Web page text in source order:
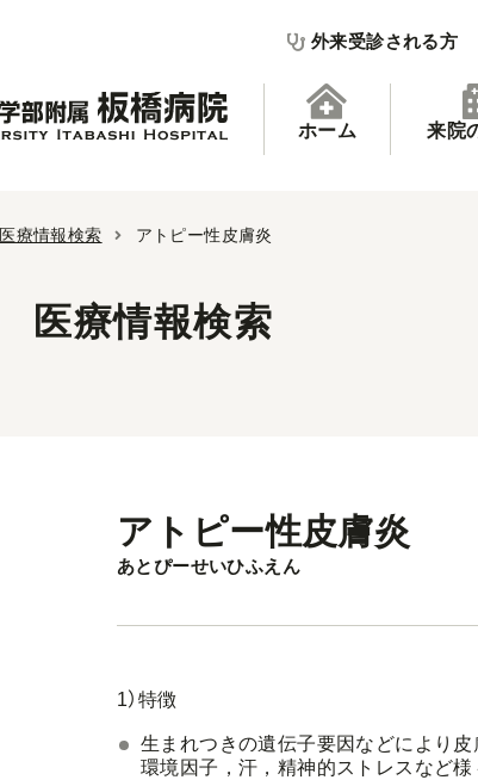
外来受診される方
ホーム 来院
医療情報検索 アトピー性皮膚炎
医療情報検索
アトピー性皮膚炎
あとぴーせいひふえん
1）特徴
生まれつきの遺伝子要因などにより
環境因子，汗，精神的ストレスなど